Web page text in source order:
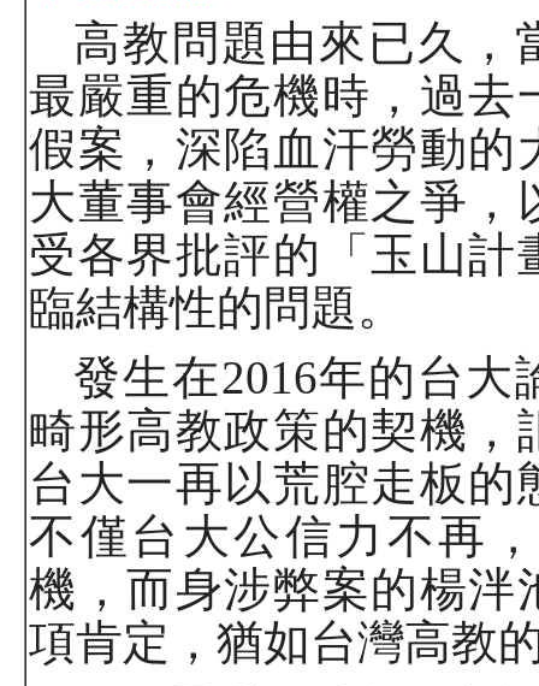
高教問題由來已久，
最嚴重的危機時，過去
假案，深陷血汗勞動的
大董事會經營權之爭
受各界批評的「玉山
臨結構性的問題。
發生在2016年的台大
畸形高教政策的契機，
台大一再以荒腔走板
不僅台大公信力不再
機，而身涉弊案的楊泮
項肯定，猶如台灣高教